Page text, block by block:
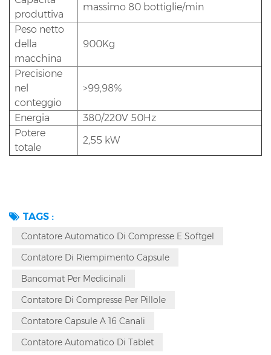
produttiva
massimo 80 bottiglie/min
Peso netto
della
macchina
900Kg
Precisione
nel
conteggio
>99,98%
Energia
380/220V 50Hz
Potere
totale
2,55 kW
TAGS :
Contatore Automatico Di Compresse E Softgel
Contatore Di Riempimento Capsule
Bancomat Per Medicinali
Contatore Di Compresse Per Pillole
Contatore Capsule A 16 Canali
Contatore Automatico Di Tablet